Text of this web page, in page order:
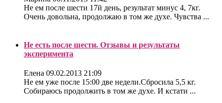
Не ем после шести 17й день, результат минус 4, 7кг.
Очень довольна, продолжаю в том же духе. Чувства ...
Не есть после шести. Отзывы и результаты
эксперимента
Елена 09.02.2013 21:09
Не ем уже после 15:00 две недели.Сбросила 5,5 кг.
Собираюсь продолжить в том же духе. И кстати ...